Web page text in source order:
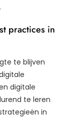
practices in
te blijven
digitale
te leren
in